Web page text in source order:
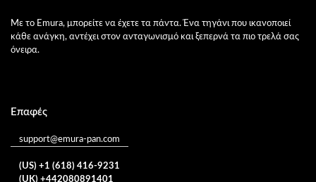
Με το Emura, μπορείτε να έχετε τα πάντα. Ένα τηγάνι που ικανοποιεί
κάθε ανάγκη, αντέχει στον ανταγωνισμό και ξεπερνά τα πιο τρελά σας
όνειρα.
Επαφές
support@emura-pan.com
(US) +1 (618) 416-9231
(UK) +442080891401